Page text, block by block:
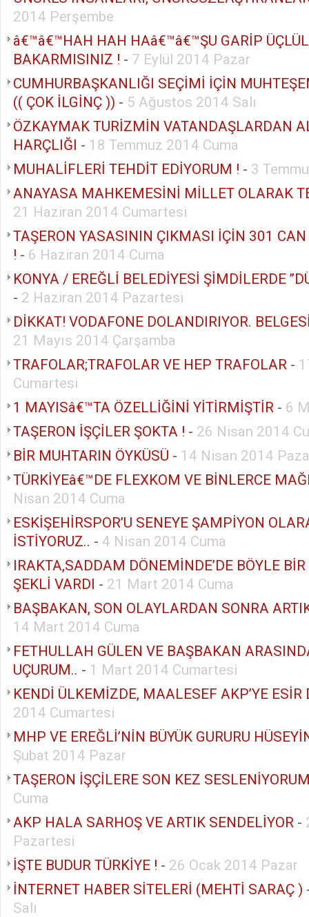
2014 Perşembe
â€™â€™HAH HAH HAâ€™â€™ŞU GARİP
BAKARMISINIZ ! - 7 Eylül 2014 Pazar
CUMHURBAŞKANLIĞI SEÇİMİ İÇİN
(( ÇOK İLGİNÇ )) - 5 Ağustos 2014 Salı
ÖZKAYMAK TURİZMİN VATANDAŞLARDAN
HARÇLIĞI - 18 Temmuz 2014 Cuma
MUHALİFLERİ TEHDİT EDİYORUM ! - 3
ANAYASA MAHKEMESİNİ MİLLET OLARAK
21 Haziran 2014 Cumartesi
TAŞERON YASASININ ÇIKMASI İÇİN 301
! - 6 Haziran 2014 Cuma
KONYA / EREĞLİ BELEDİYESİ ŞİMDİLERDE
- 2 Haziran 2014 Pazartesi
DİKKAT! VODAFONE DOLANDIRIYOR.
21 Mayıs 2014 Çarşamba
TRAFOLAR;TRAFOLAR VE HEP TRAFOLAR -
Cumartesi
1 MAYISâ€™TA ÖZELLİĞİNİ YİTİRMİŞTİR - 6
TAŞERON İŞÇİLER ŞOKTA ! - 26 Nisan 2014
BİR MUHTARIN ÖYKÜSÜ - 14 Nisan 2014
TÜRKİYEâ€™DE FLEXKOM VE BİNLERCE
Nisan 2014 Cuma
ESKİŞEHİRSPOR’U SENEYE ŞAMPİYON
İSTİYORUZ.. - 4 Nisan 2014 Cuma
IRAKTA,SADDAM DÖNEMİNDE’DE BÖYLE
ŞEKLİ VARDI - 21 Mart 2014 Cuma
BAŞBAKAN, SON OLAYLARDAN SONRA
14 Mart 2014 Cuma
FETHULLAH GÜLEN VE BAŞBAKAN
UÇURUM.. - 1 Mart 2014 Cumartesi
KENDİ ÜLKEMİZDE, MAALESEF AKP’YE ESİR
2014 Cumartesi
MHP VE EREĞLİ’NİN BÜYÜK GURURU
Şubat 2014 Pazar
TAŞERON İŞÇİLERE SON KEZ
Cuma
AKP HALA SARHOŞ VE ARTIK SENDELİYOR -
Pazartesi
İŞTE BUDUR TÜRKİYE ! - 26 Ocak 2014 Pazar
İNTERNET HABER SİTELERİ (MEHTİ SARAÇ )
Salı